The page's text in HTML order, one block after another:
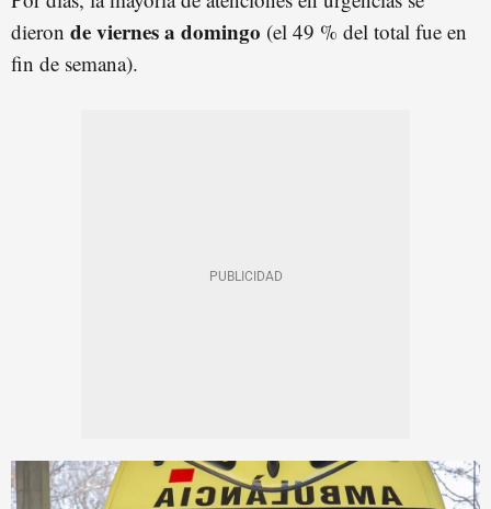
dieron de viernes a domingo (el 49 % del total fue en
fin de semana).